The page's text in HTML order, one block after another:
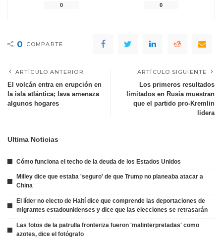
0 0
0 COMPARTE
ARTÍCULO ANTERIOR
El volcán entra en erupción en
la isla atlántica; lava amenaza
algunos hogares
ARTÍCULO SIGUIENTE
Los primeros resultados
limitados en Rusia muestran
que el partido pro-Kremlin
lidera
Ultima Noticias
Cómo funciona el techo de la deuda de los Estados Unidos
Milley dice que estaba 'seguro' de que Trump no planeaba atacar a
China
El líder no electo de Haití dice que comprende las deportaciones de
migrantes estadounidenses y dice que las elecciones se retrasarán
Las fotos de la patrulla fronteriza fueron 'malinterpretadas' como
azotes, dice el fotógrafo